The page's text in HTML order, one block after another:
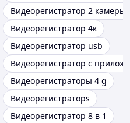
Видеорегистратор 2 камеры
Видеорегистратор 4к
Видеорегистратор usb
Видеорегистратор с
Видеорегистраторы 4 g
Видеорегистраторs
Видеорегистратор 8 в 1